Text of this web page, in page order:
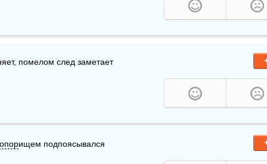
помелом след заметает
ищем подпоясывался